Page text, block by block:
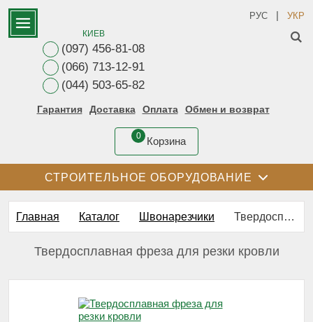
КИЕВ
(097) 456-81-08
(066) 713-12-91
(044) 503-65-82
Гарантия Доставка Оплата Обмен и возврат
0 Корзина
РУС | УКР
СТРОИТЕЛЬНОЕ ОБОРУДОВАНИЕ
Главная Каталог Швонарезчики Твердосплавная фреза для резки кровли
Твердосплавная фреза для резки кровли